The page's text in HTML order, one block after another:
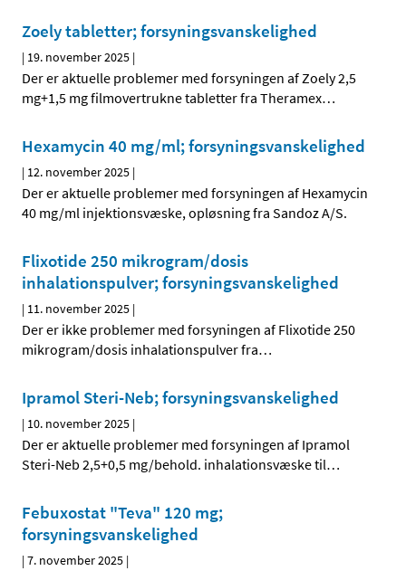
Zoely tabletter; forsyningsvanskelighed
| 19. november 2025 |
Der er aktuelle problemer med forsyningen af Zoely 2,5
mg+1,5 mg filmovertrukne tabletter fra Theramex…
Hexamycin 40 mg/ml; forsyningsvanskelighed
| 12. november 2025 |
Der er aktuelle problemer med forsyningen af Hexamycin
40 mg/ml injektionsvæske, opløsning fra Sandoz A/S.
Flixotide 250 mikrogram/dosis
inhalationspulver; forsyningsvanskelighed
| 11. november 2025 |
Der er ikke problemer med forsyningen af Flixotide 250
mikrogram/dosis inhalationspulver fra…
Ipramol Steri-Neb; forsyningsvanskelighed
| 10. november 2025 |
Der er aktuelle problemer med forsyningen af Ipramol
Steri-Neb 2,5+0,5 mg/behold. inhalationsvæske til…
Febuxostat "Teva" 120 mg;
forsyningsvanskelighed
|7. november 2025 |